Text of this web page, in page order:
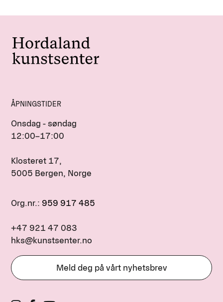
ÅPNINGSTIDER
Onsdag - søndag
12:00–17:00
Klosteret 17,
5005 Bergen, Norge
Org.nr.: 959 917 485
+47 921 47 083
hks@kunstsenter.no
Meld deg på vårt nyhetsbrev